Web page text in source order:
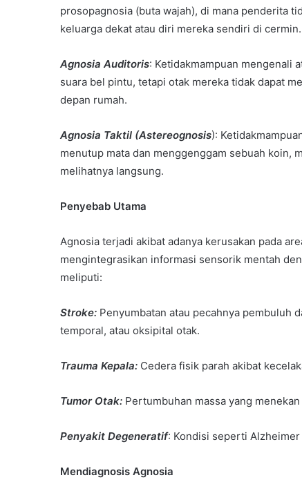
prosopagnosia (buta wajah), di mana penderita
keluarga dekat atau diri mereka sendiri di cermin.
Agnosia Auditoris: Ketidakmampuan mengenali
suara bel pintu, tetapi otak mereka tidak dapat
depan rumah.
Agnosia Taktil (Astereognosis):
menutup mata dan menggenggam sebuah koin,
melihatnya langsung.
Penyebab Utama
Agnosia terjadi akibat adanya kerusakan pada
mengintegrasikan informasi sensorik mentah
meliputi:
Stroke: Penyumbatan atau pecahnya pembuluh
temporal, atau oksipital otak.
Trauma Kepala: Cedera fisik parah akibat
Tumor Otak: Pertumbuhan massa yang
Penyakit Degeneratif: Kondisi seperti
Mendiagnosis Agnosia